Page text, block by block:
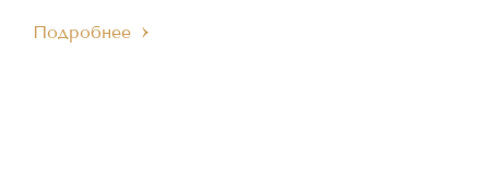
Подробнее